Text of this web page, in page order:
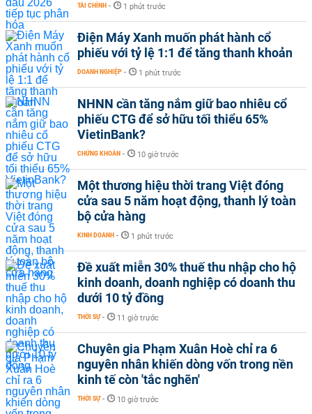
TÀI CHÍNH - 1 phút trước
Điện Máy Xanh muốn phát hành cổ
phiếu với tỷ lệ 1:1 để tăng thanh khoản
DOANH NGHIỆP - 1 phút trước
NHNN cần tăng nắm giữ bao nhiêu cổ
phiếu CTG để sở hữu tối thiểu 65%
VietinBank?
CHỨNG KHOÁN - 10 giờ trước
Một thương hiệu thời trang Việt đóng
cửa sau 5 năm hoạt động, thanh lý toàn
bộ cửa hàng
KINH DOANH - 1 phút trước
Đề xuất miễn 30% thuế thu nhập cho hộ
kinh doanh, doanh nghiệp có doanh thu
dưới 10 tỷ đồng
THỜI SỰ - 11 giờ trước
Chuyên gia Phạm Xuân Hoè chỉ ra 6
nguyên nhân khiến dòng vốn trong nền
kinh tế còn 'tắc nghẽn'
THỜI SỰ - 10 giờ trước